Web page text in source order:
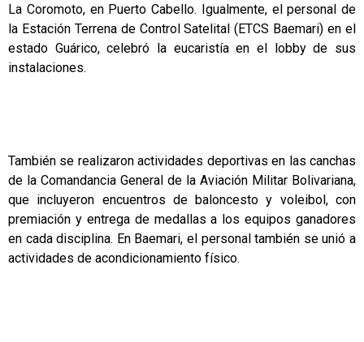
La Coromoto, en Puerto Cabello. Igualmente, el personal de
la Estación Terrena de Control Satelital (ETCS Baemari) en el
estado Guárico, celebró la eucaristía en el lobby de sus
instalaciones.
También se realizaron actividades deportivas en las canchas
de la Comandancia General de la Aviación Militar Bolivariana,
que incluyeron encuentros de baloncesto y voleibol, con
premiación y entrega de medallas a los equipos ganadores
en cada disciplina. En Baemari, el personal también se unió a
actividades de acondicionamiento físico.